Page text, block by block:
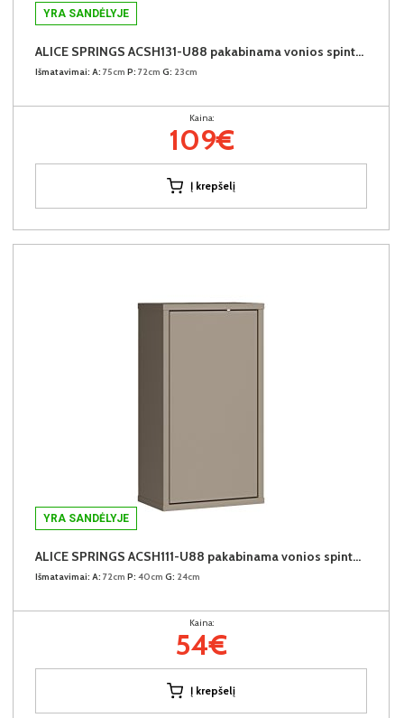
YRA SANDĖLYJE
ALICE SPRINGS ACSH131-U88 pakabinama vonios spintelė su veidrodžiu
Išmatavimai: A: 75cm P: 72cm G: 23cm
Kaina:
109€
Į krepšelį
YRA SANDĖLYJE
ALICE SPRINGS ACSH111-U88 pakabinama vonios spintelė
Išmatavimai: A: 72cm P: 40cm G: 24cm
Kaina:
54€
Į krepšelį